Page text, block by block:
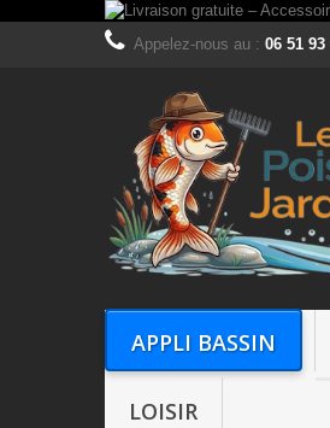
Appelez-nous au : 06 51 93
APPLI BASSIN
LOISIR